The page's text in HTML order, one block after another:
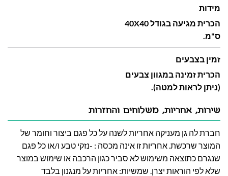
מידות
הכרית מגיעה בגודל 40X40
ס"מ.
זמין בצבעים
הכרית זמינה במגוון צבעים
(ניתן לראות למטה).
שירות, אחריות, משלוחים והחזרות
חברת לה גן מעניקה אחריות לשנה על כל פגם ביצור וחומר של
המוצר שרכשת. אחריות זו אינה מכסה : -נזקי טבע ו/או כל פגם
שנגרם כתוצאה משימוש לא סביר כגון הרכבה או שימוש במוצר
שלא לפי הוראות יצרן. שמשיות: אחריות על מנגנון בלבד